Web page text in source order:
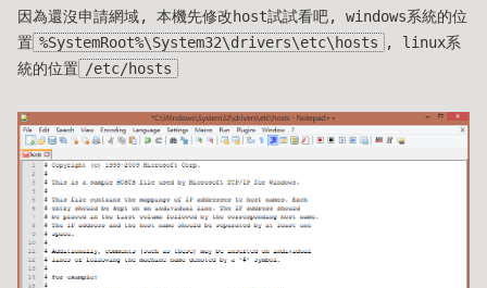
因為還沒申請網域, 本機先修改host試試看吧, windows系統的位
置 %SystemRoot%\System32\drivers\etc\hosts
, linux系
統的位置 /etc/hosts